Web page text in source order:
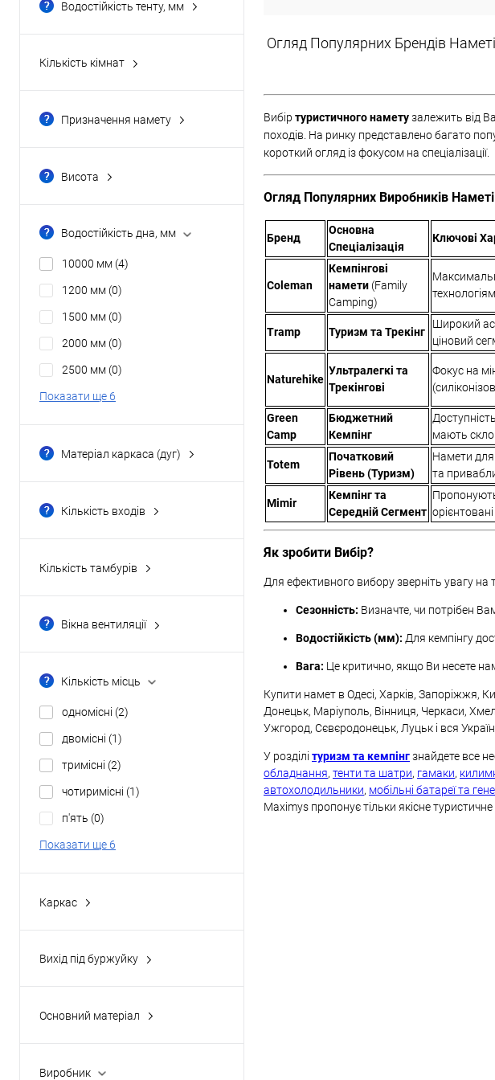
Водостійкість тенту, мм
2000 мм
Кількість кімнат
Призначення намету
універсальні (3)
Висота
(0)
Показати ще 45
Водостійкість дна, мм
10000 мм (4)
1200 мм (0)
1500 мм (0)
2000 мм (0)
2500 мм (0)
Показати ще 6
Матеріал каркаса (дуг)
fiberglass / сталь
Кількість входів
Кількість тамбурів
Вікна вентиляції
4(0)
6(0)
Кількість місць
одномісні (2)
двомісні (1)
тримісні (2)
чотиримісні (1)
п'ять (0)
Показати ще 6
Каркас
Вихід під буржуйку
Основний матеріал
Виробник
Огляд Популярних Брендів
Вибір туристичного наметузалежить від
походів. На ринку представлено багато
короткий огляд із фокусом на спеціалізації.
Огляд Популярних Виробників
Бренд
Основна
Спеціалізація
Ключові
Coleman
Кемпінгові
намети (Family
Camping)
Tramp Туризм та Трекінг
Широкий
ціновий
Naturehike
Ультралегкі та
Трекінгові
Фокус на
Green
Camp
Бюджетний
Кемпінг
мають
Totem
Початковий
Рівень (Туризм)
Намети для
та
Mimir
Кемпінг та
Середній Сегмент
Як зробити Вибір?
Для ефективного вибору зверніть увагу на
Сезонність: Визначте, чи потрібен
Водостійкість (мм): Для кемпінгу
Вага: Це критично, якщо Ви несете
Купити намет в Одесі, Харків, Запоріжжя,
Донецьк, Маріуполь, Вінниця, Черкаси,
Ужгород, Сєвєродонецьк, Луцьк і вся
У розділі туризм та кемпінгзнайдете все
обладнання, тенти та шатри, гамаки,
автохолодильники, мобільні батареї та
Maximys пропонує тільки якісне